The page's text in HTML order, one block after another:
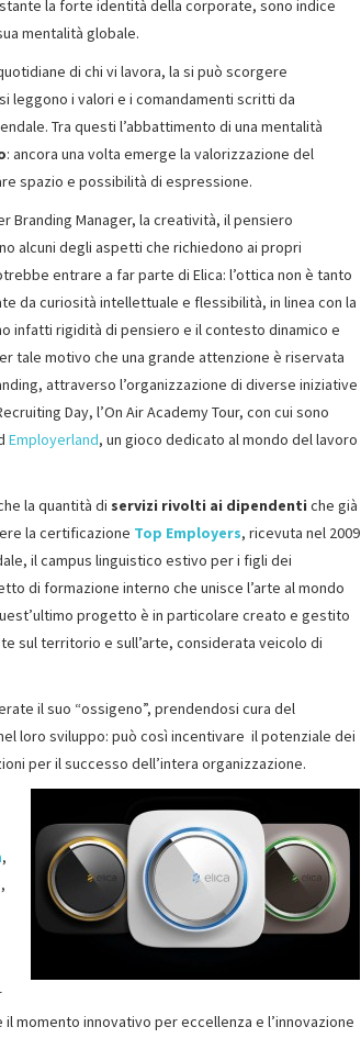
la forte identità della corporate, sono indice
mentalità globale.
di chi vi lavora, la si può scorgere
leggono i valori e i comandamenti scritti da
Tra questi l’abbattimento di una mentalità
: ancora una volta emerge la valorizzazione del
spazio e possibilità di espressione.
Branding Manager, la creatività, il pensiero
alcuni degli aspetti che richiedono ai propri
entrare a far parte di Elica: l’ottica non è tanto
da curiosità intellettuale e flessibilità, in linea con la
infatti rigidità di pensiero e il contesto dinamico e
tale motivo che una grande attenzione è riservata
attraverso l’organizzazione di diverse iniziative
Day, l’On Air Academy Tour, con cui sono
Employerland, un gioco dedicato al mondo del lavoro
la quantità di servizi rivolti ai dipendenti che già
la certificazione Top Employers, ricevuta nel 2009
il campus linguistico estivo per i figli dei
di formazione interno che unisce l’arte al mondo
progetto è in particolare creato e gestito
sul territorio e sull’arte, considerata veicolo di
il suo “ossigeno”, prendendosi cura del
loro sviluppo: può così incentivare il potenziale dei
per il successo dell’intera organizzazione.
,
momento innovativo per eccellenza e l’innovazione